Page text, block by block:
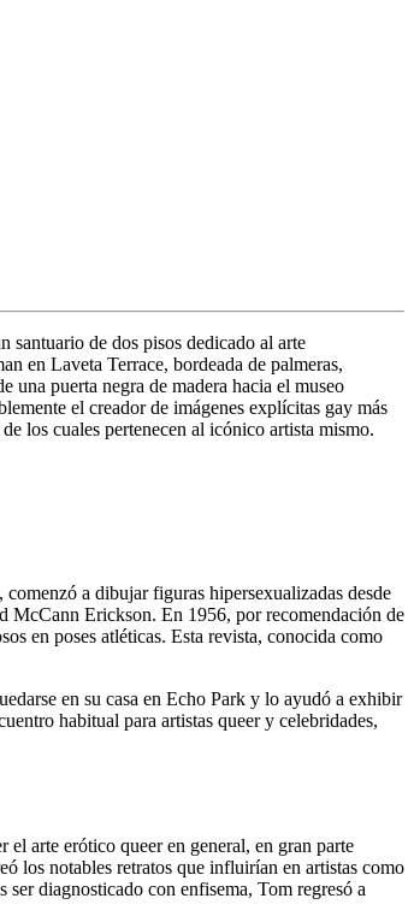
santuario de dos pisos dedicado al arte
en Laveta Terrace, bordeada de palmeras,
una puerta negra de madera hacia el museo
el creador de imágenes explícitas gay más
los cuales pertenecen al icónico artista mismo.
a dibujar figuras hipersexualizadas desde
McCann Erickson. En 1956, por recomendación de
en poses atléticas. Esta revista, conocida como
en su casa en Echo Park y lo ayudó a exhibir
habitual para artistas queer y celebridades,
arte erótico queer en general, en gran parte
los notables retratos que influirían en artistas como
diagnosticado con enfisema, Tom regresó a